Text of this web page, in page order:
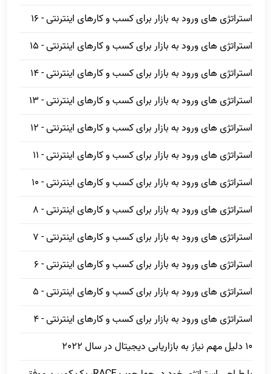
استراتژی های ورود به بازار برای کسب و کارهای اینترنتی - 16
استراتژی های ورود به بازار برای کسب و کارهای اینترنتی - 15
استراتژی های ورود به بازار برای کسب و کارهای اینترنتی - 14
استراتژی های ورود به بازار برای کسب و کارهای اینترنتی - 13
استراتژی های ورود به بازار برای کسب و کارهای اینترنتی - 12
استراتژی های ورود به بازار برای کسب و کارهای اینترنتی - 11
استراتژی های ورود به بازار برای کسب و کارهای اینترنتی - 10
استراتژی های ورود به بازار برای کسب و کارهای اینترنتی - 8
استراتژی های ورود به بازار برای کسب و کارهای اینترنتی - 7
استراتژی های ورود به بازار برای کسب و کارهای اینترنتی - 6
استراتژی های ورود به بازار برای کسب و کارهای اینترنتی - 5
استراتژی های ورود به بازار برای کسب و کارهای اینترنتی - 4
10 دلیل مهم نیاز به بازاریابی دیجیتال در سال 2022